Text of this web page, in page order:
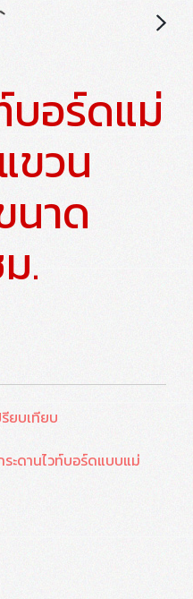
บอร์ดแม่
ขวน
นาด
.
รียบเทียบ
ระดานไวท์บอร์ดแบบแม่